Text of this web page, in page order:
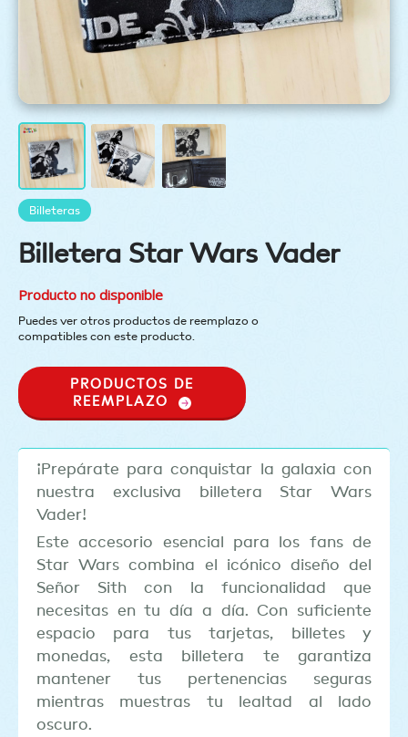
Billeteras
Billetera Star Wars Vader
Producto no disponible
Puedes ver otros productos de reemplazo o
compatibles con este producto.
PRODUCTOS DE
REEMPLAZO
¡Prepárate para conquistar la galaxia con
nuestra exclusiva billetera Star Wars
Vader!
Este accesorio esencial para los fans de
Star Wars combina el icónico diseño del
Señor Sith con la funcionalidad que
necesitas en tu día a día. Con suficiente
espacio para tus tarjetas, billetes y
monedas, esta billetera te garantiza
mantener tus pertenencias seguras
mientras muestras tu lealtad al lado
oscuro.